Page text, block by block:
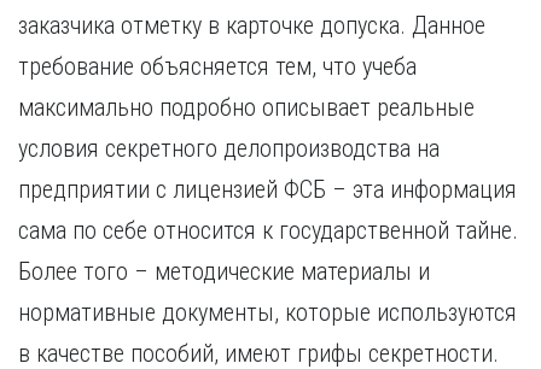
заказчика отметку в карточке допуска. Данное
требование объясняется тем, что учеба
максимально подробно описывает реальные
условия секретного делопроизводства на
предприятии с лицензией ФСБ – эта информация
сама по себе относится к государственной тайне.
Более того – методические материалы и
нормативные документы, которые используются
в качестве пособий, имеют грифы секретности.